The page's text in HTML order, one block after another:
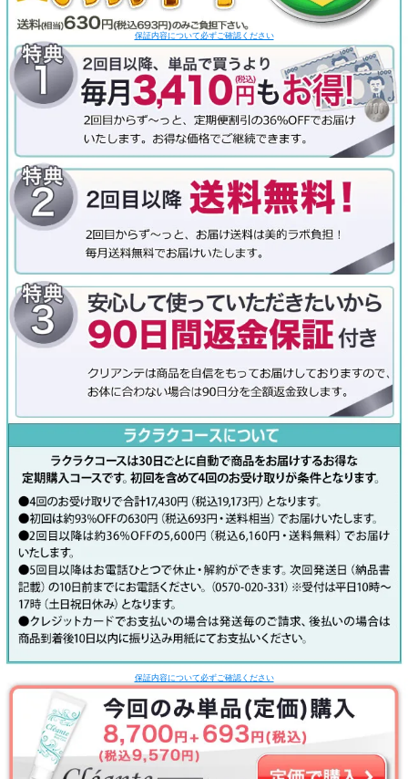
保証内容について必ずご確認ください
保証内容について必ずご確認ください